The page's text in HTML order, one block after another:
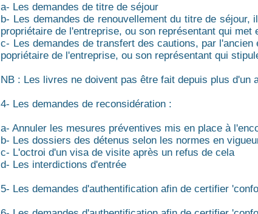
a- Les demandes de titre de séjour
b- Les demandes de renouvellement du titre de
propriétaire de l'entreprise, ou son représentant qui
c- Les demandes de transfert des cautions, par
popriétaire de l'entreprise, ou son représentant qui
NB : Les livres ne doivent pas être fait depuis plus d'un
4- Les demandes de reconsidération :
a- Annuler les mesures préventives mis en place à
b- Les dossiers des détenus selon les normes en
c- L'octroi d'un visa de visite après un refus de cela
d- Les interdictions d'entrée
5- Les demandes d'authentification afin de certifier